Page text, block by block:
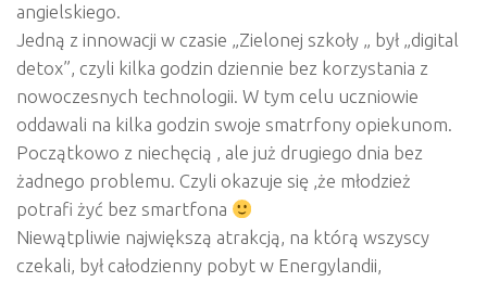
angielskiego.
Jedną z innowacji w czasie „Zielonej szkoły „ był „digital
detox”, czyli kilka godzin dziennie bez korzystania z
nowoczesnych technologii. W tym celu uczniowie
oddawali na kilka godzin swoje smatrfony opiekunom.
Początkowo z niechęcią , ale już drugiego dnia bez
żadnego problemu. Czyli okazuje się ,że młodzież
potrafi żyć bez smartfona
Niewątpliwie największą atrakcją, na którą wszyscy
czekali, był całodzienny pobyt w Energylandii,